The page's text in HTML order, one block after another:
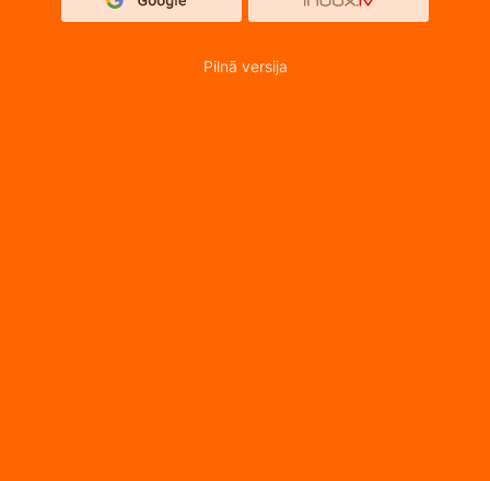
Pilnā versija